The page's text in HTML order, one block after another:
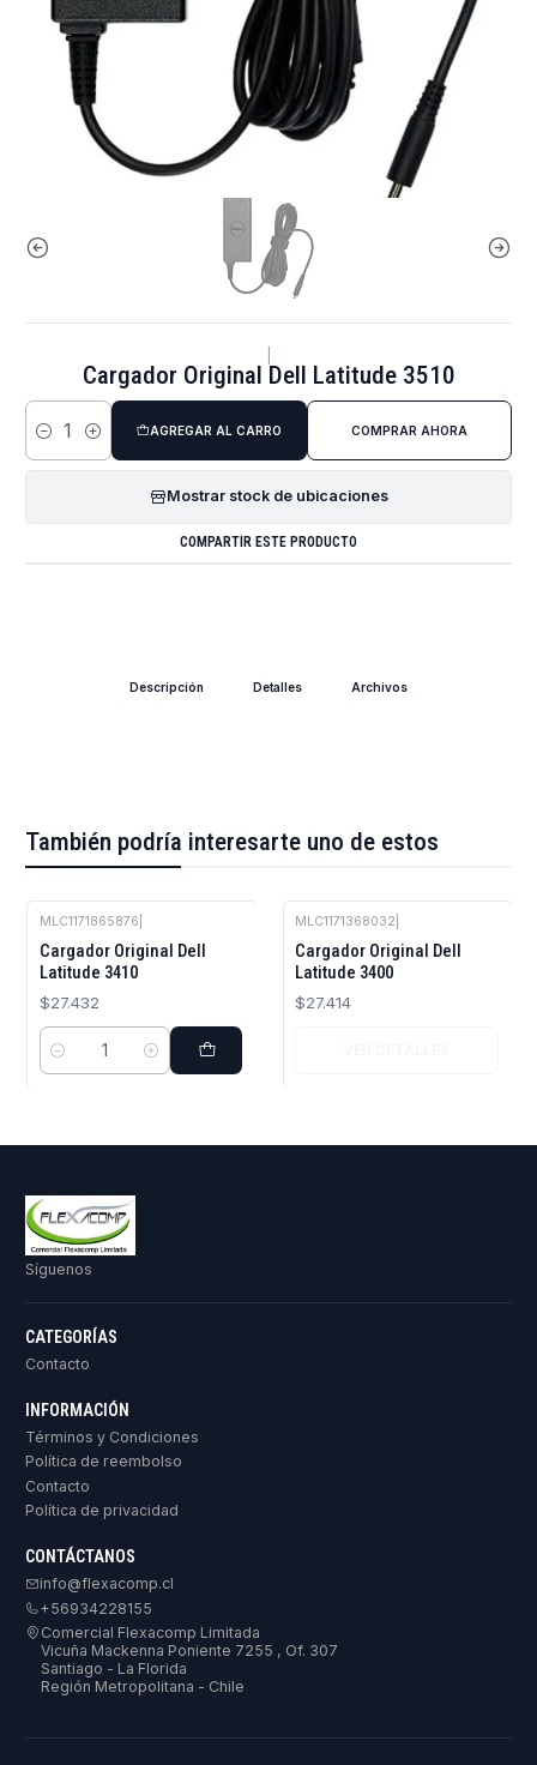
Cargador Original Dell Latitude 3510
Cantidad
AGREGAR AL CARRO COMPRAR AHORA
Mostrar stock de ubicaciones
COMPARTIR ESTE PRODUCTO
Descripción Detalles Archivos
También podría interesarte uno de estos
MLC1171865876
Cargador Original Dell
Latitude 3410
$27.432
Cantidad
MLC1171368032
Cargador Original Dell
Latitude 3400
$27.414
Síguenos
CATEGORÍAS
Contacto
INFORMACIÓN
Términos y Condiciones
Política de reembolso
Contacto
Política de privacidad
CONTÁCTANOS
info@flexacomp.cl
+56934228155
Comercial Flexacomp Limitada
Vicuña Mackenna Poniente 7255 , Of. 307
Santiago - La Florida
Región Metropolitana - Chile